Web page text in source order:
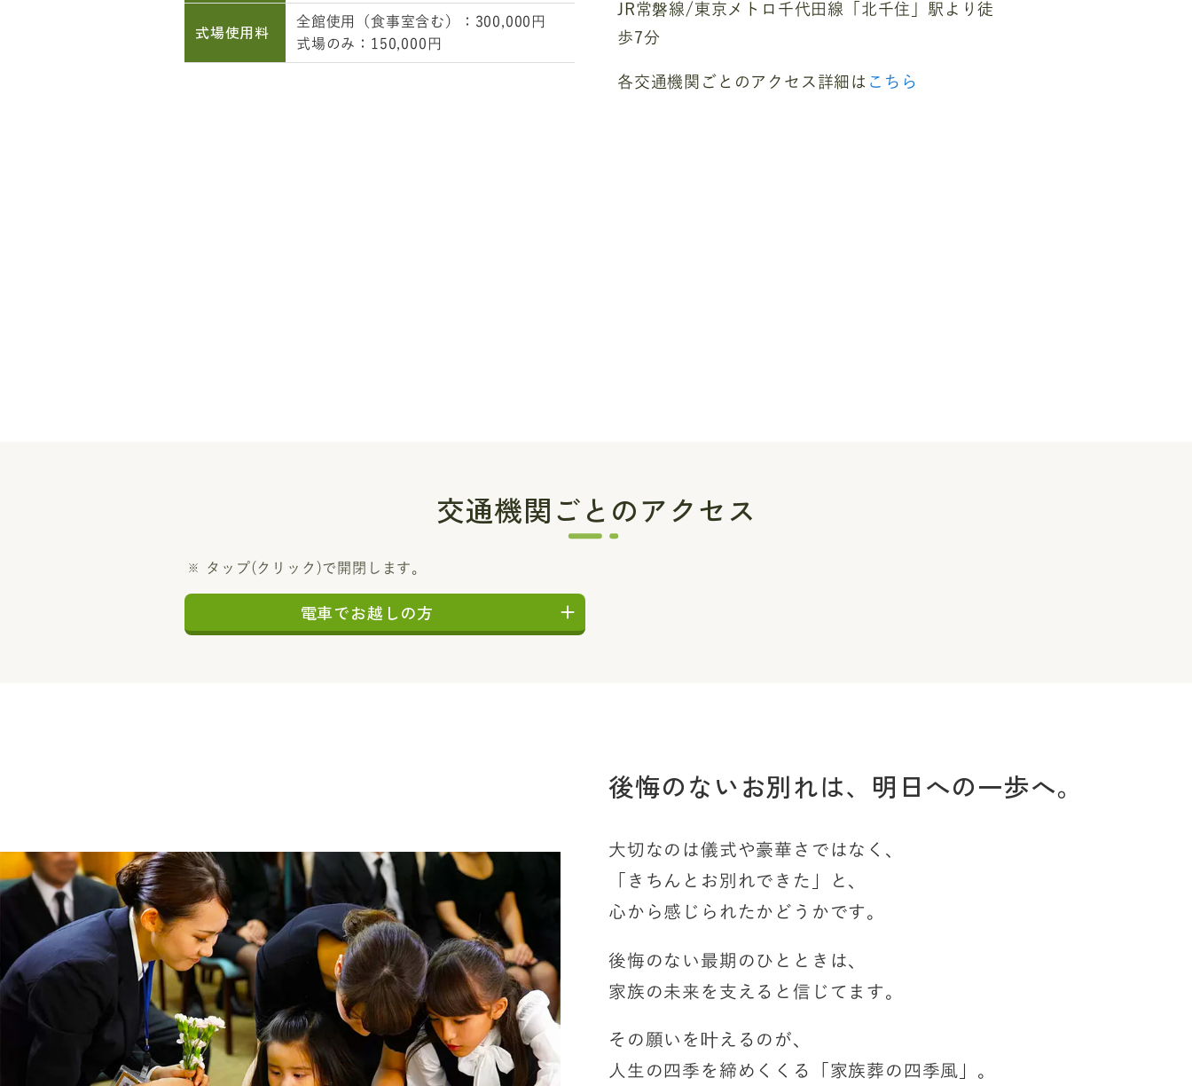
式場使用料
全館使用（食事室含む）：300,000円
式場のみ：150,000円
JR常磐線/東京メトロ千代田線「北千住」駅より徒
歩7分
各交通機関ごとのアクセス詳細は こちら
交通機関ごとのアクセス
タップ(クリック)で開閉します。
電車でお越しの方
後悔のないお別れは、 明日への一歩へ。
大切なのは儀式や豪華さではなく、
「きちんとお別れできた」と、
心から感じられたかどうかです。
後悔のない最期のひとときは、
家族の未来を支えると信じてます。
その願いを叶えるのが、
人生の四季を締めくくる「家族葬の四季風」。